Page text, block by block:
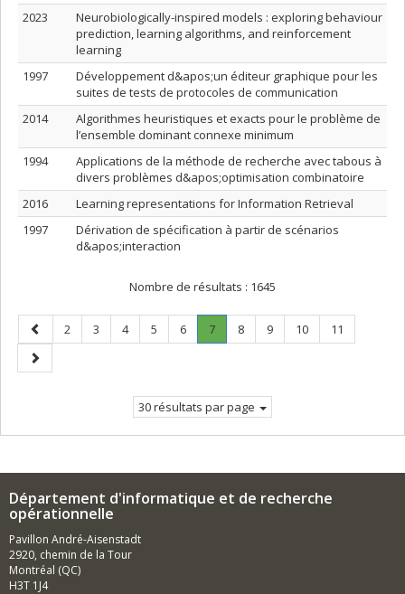
2023
Neurobiologically-inspired models : exploring behaviour
prediction, learning algorithms, and reinforcement
learning
1997
Développement d&apos;un éditeur graphique pour les
suites de tests de protocoles de communication
2014
Algorithmes heuristiques et exacts pour le problème de
l’ensemble dominant connexe minimum
1994
Applications de la méthode de recherche avec tabous à
divers problèmes d&apos;optimisation combinatoire
2016
Learning representations for Information Retrieval
1997
Dérivation de spécification à partir de scénarios
d&apos;interaction
Nombre de résultats : 1645
Page
précédente
Page
2 Page
3 Page
4 Page
5 Page
6 Page
7.
Page
Page
8 Page
9 Page
10 Page
11
Page
suivante
30 résultats par page
Département d'informatique et de recherche
opérationnelle
Pavillon André-Aisenstadt
2920, chemin de la Tour
Montréal (QC)
H3T 1J4